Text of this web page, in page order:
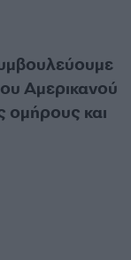
Αμερικανού
ομήρους και